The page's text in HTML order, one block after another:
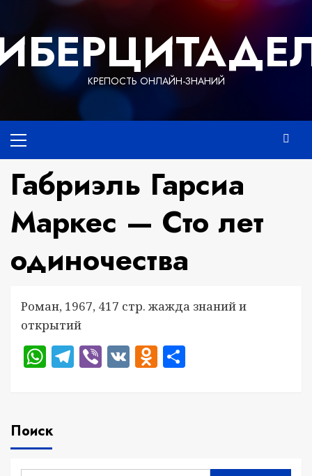
содержимому
КРЕПОСТЬ ОНЛАЙН-ЗНАНИЙ
меню
Габриэль Гарсиа
Маркес — Сто лет
одиночества
Роман, 1967, 417 стр. жажда знаний и
открытий
WhatsApp
Telegram
Viber
VKOdnoklassniki
Поиск